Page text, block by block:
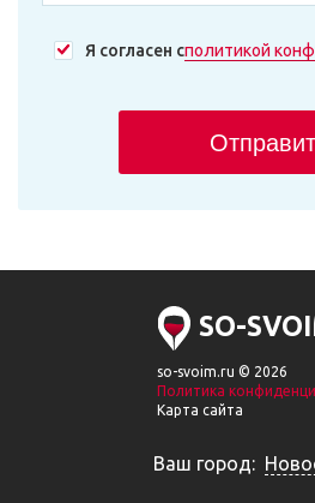
Я согласен сполитикой
SO-
so-svoim.ru © 2026
Политика
Карта сайта
Ваш город: